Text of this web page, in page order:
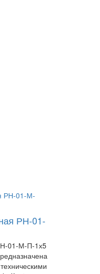
РН-01-
01-М-П-1х5